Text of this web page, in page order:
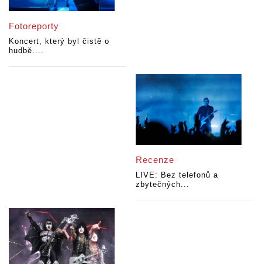
Fotoreporty
Koncert, který byl čistě o
hudbě....
Recenze
LIVE: Bez telefonů a
zbytečných...